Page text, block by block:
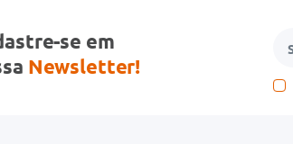
5 estrelas
se em
Newsletter!